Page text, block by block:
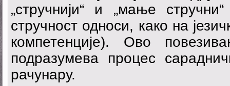
„стручнији“ и „мање
стручност односи, како на
компетенције). Ово
подразумева процес
рачунару.